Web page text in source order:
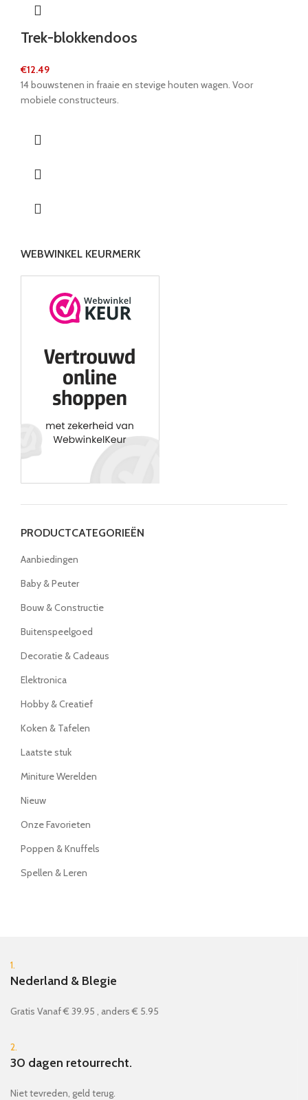
Trek-blokkendoos
€12.49
14 bouwstenen in fraaie en stevige houten wagen. Voor
mobiele constructeurs.
WEBWINKEL KEURMERK
PRODUCTCATEGORIEËN
Aanbiedingen
Baby & Peuter
Bouw & Constructie
Buitenspeelgoed
Decoratie & Cadeaus
Elektronica
Hobby & Creatief
Koken & Tafelen
Laatste stuk
Miniture Werelden
Nieuw
Onze Favorieten
Poppen & Knuffels
Spellen & Leren
1.
Nederland & Blegie
Gratis Vanaf € 39.95 , anders € 5.95
2.
30 dagen retourrecht.
Niet tevreden, geld terug.